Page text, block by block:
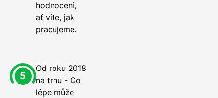
hodnocení,
ať víte, jak
pracujeme.
Od roku 2018
na trhu - Co
lépe může